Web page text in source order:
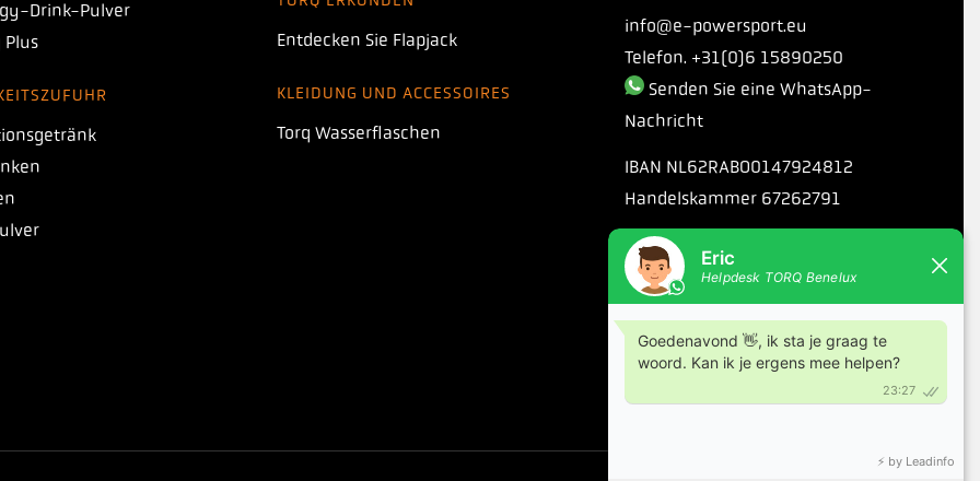
Drink-Pulver
Plus
Entdecken Sie Flapjack
KLEIDUNG UND ACCESSOIRES
Torq Wasserflaschen
info@e-powersport.eu
Telefon. +31(0)6 15890250
Senden Sie eine WhatsApp-
Nachricht
IBAN NL62RABO0147924812
Handelskammer67262791
UNSERE ÖFFNUNGSZEITEN
Mo bis Fr 08:30 bis 21:00 Uhr
Samstag 08:30 bis 14:00 Uhr
Sonntag 08:30 bis 12:00 Uhr